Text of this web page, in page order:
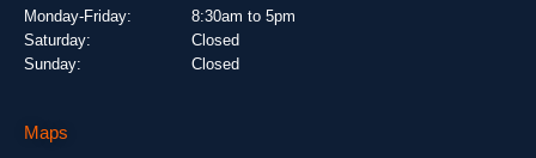
Monday-Friday:
Saturday:
Sunday:
8:30am to 5pm
Closed
Closed
Maps